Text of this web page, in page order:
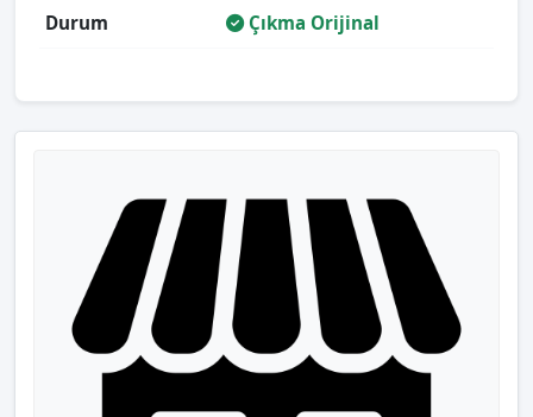
Durum Çıkma Orijinal